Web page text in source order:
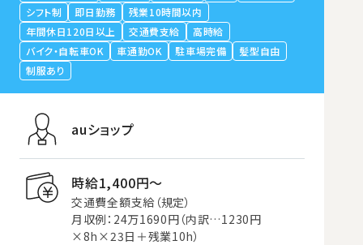
シフト制
即日勤務
残業10時間以内
年間休日120日以上
交通費支給
高時給
バイク・自転車OK
車通勤OK 駐車場完備
髪型自由
制服あり
auショップ
時給1,400円〜
交通費全額支給（規定）
月収例：24万1690円（内訳…1230円
×8h×23日＋残業10h）